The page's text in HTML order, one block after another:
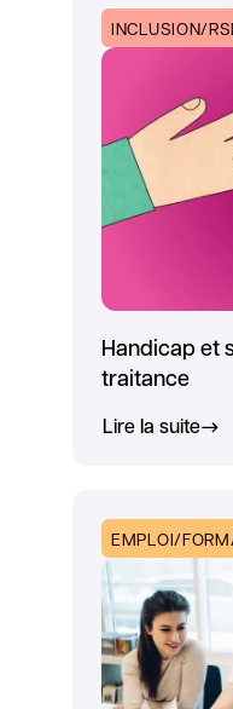
INCLUSION/
Handicap et
traitance
Lire la suite
EMPLOI/